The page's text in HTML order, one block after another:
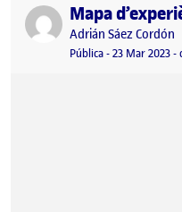
Publicado por
Mapa
Publicado por
Adrián Sáez Cordón
Visibilidad:
Pública-Fecha de
23 Mar 2023-